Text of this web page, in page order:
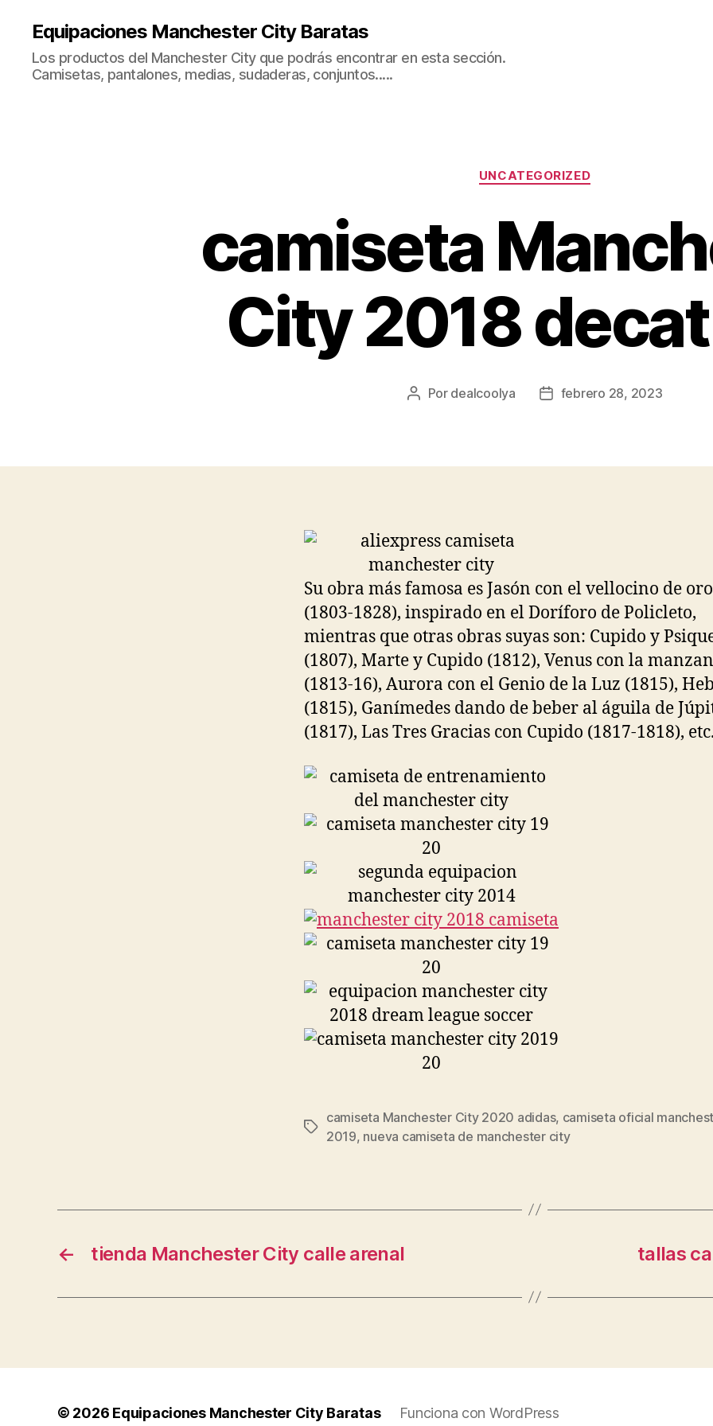
Equipaciones Manchester City Baratas
Los productos del Manchester City que podrás encontrar en esta sección.
Camisetas, pantalones, medias, sudaderas, conjuntos.....
Categorías
UNCATEGORIZED
camiseta
City 2018
Autor
Por dealcoolya
Fecha
febrero 28, 2023
Su obra más famosa es Jasón con el vellocino de oro
(1803-1828), inspirado en el Doríforo de Policleto,
mientras que otras obras suyas son: Cupido y
(1807), Marte y Cupido (1812), Venus con la
(1813-16), Aurora con el Genio de la Luz (1815),
(1815), Ganímedes dando de beber al águila de
(1817), Las Tres Gracias con Cupido (1817-1818),
Etiquetas
camiseta Manchester City 2020 adidas, camiseta oficial
2019, nueva camiseta de manchester city
← tienda Manchester City calle arenal tallas
© 2026 Equipaciones Manchester City Baratas Funciona con WordPress